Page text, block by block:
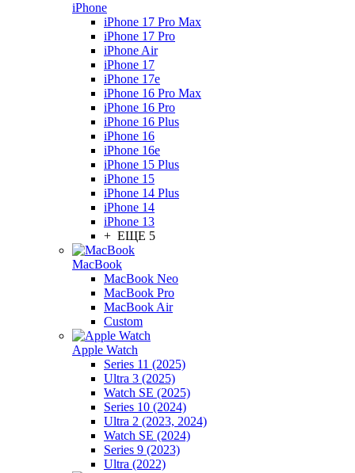
iPhone
iPhone 17 Pro Max
iPhone 17 Pro
iPhone Air
iPhone 17
iPhone 17e
iPhone 16 Pro Max
iPhone 16 Pro
iPhone 16 Plus
iPhone 16
iPhone 16e
iPhone 15 Plus
iPhone 15
iPhone 14 Plus
iPhone 14
iPhone 13
+ ЕЩЕ 5
MacBook
MacBook Neo
MacBook Pro
MacBook Air
Custom
Apple Watch
Series 11 (2025)
Ultra 3 (2025)
Watch SE (2025)
Series 10 (2024)
Ultra 2 (2023, 2024)
Watch SE (2024)
Series 9 (2023)
Ultra (2022)